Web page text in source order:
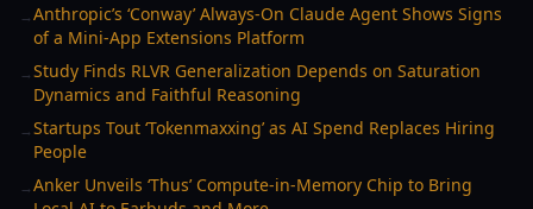
→Anthropic’s ‘Conway’ Always-On Claude Agent Shows Signs
of a Mini-App Extensions Platform
→Study Finds RLVR Generalization Depends on Saturation
Dynamics and Faithful Reasoning
→Startups Tout ‘Tokenmaxxing’ as AI Spend Replaces Hiring
People
→Anker Unveils ‘Thus’ Compute-in-Memory Chip to Bring